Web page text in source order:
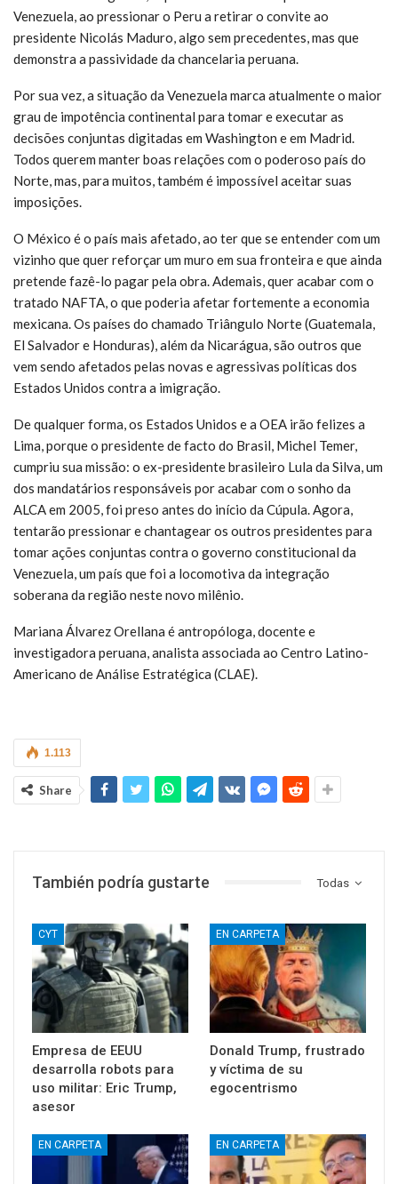
Venezuela, ao pressionar o Peru a retirar o convite ao
presidente Nicolás Maduro, algo sem precedentes, mas que
demonstra a passividade da chancelaria peruana.
Por sua vez, a situação da Venezuela marca atualmente o maior
grau de impotência continental para tomar e executar as
decisões conjuntas digitadas em Washington e em Madrid.
Todos querem manter boas relações com o poderoso país do
Norte, mas, para muitos, também é impossível aceitar suas
imposições.
O México é o país mais afetado, ao ter que se entender com um
vizinho que quer reforçar um muro em sua fronteira e que ainda
pretende fazê-lo pagar pela obra. Ademais, quer acabar com o
tratado NAFTA, o que poderia afetar fortemente a economia
mexicana. Os países do chamado Triângulo Norte (Guatemala,
El Salvador e Honduras), além da Nicarágua, são outros que
vem sendo afetados pelas novas e agressivas políticas dos
Estados Unidos contra a imigração.
De qualquer forma, os Estados Unidos e a OEA irão felizes a
Lima, porque o presidente de facto do Brasil, Michel Temer,
cumpriu sua missão: o ex-presidente brasileiro Lula da Silva, um
dos mandatários responsáveis por acabar com o sonho da
ALCA em 2005, foi preso antes do início da Cúpula. Agora,
tentarão pressionar e chantagear os outros presidentes para
tomar ações conjuntas contra o governo constitucional da
Venezuela, um país que foi a locomotiva da integração
soberana da região neste novo milênio.
Mariana Álvarez Orellana é antropóloga, docente e
investigadora peruana, analista associada ao Centro Latino-
Americano de Análise Estratégica (CLAE).
1.113
Share
Todas
También podría gustarte
CYT
Empresa de EEUU
desarrolla robots para
uso militar: Eric Trump,
asesor
EN CARPETA
Donald Trump, frustrado
y víctima de su
egocentrismo
EN CARPETA EN CARPETA